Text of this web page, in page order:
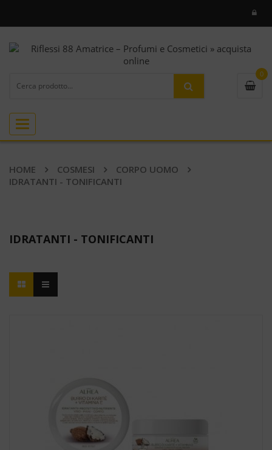
0
Toggle
navigation
HOME COSMESI
CORPO UOMO
IDRATANTI - TONIFICANTI
IDRATANTI - TONIFICANTI